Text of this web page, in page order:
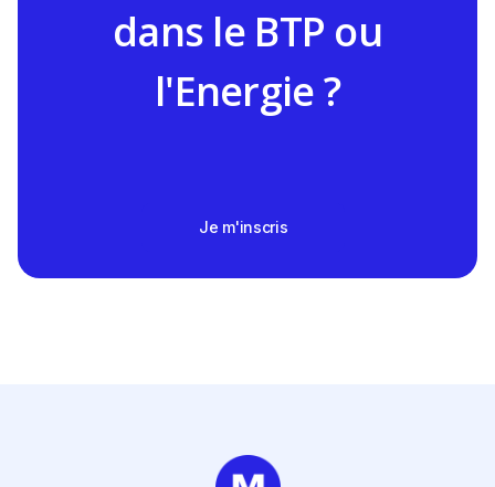
dans le BTP ou
l'Energie ?
Je m'inscris